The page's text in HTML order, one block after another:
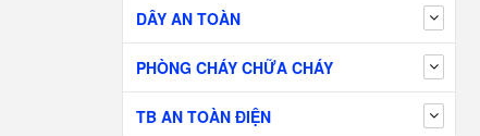
DÂY AN TOÀN
PHÒNG CHÁY CHỮA CHÁY
TB AN TOÀN ĐIỆN